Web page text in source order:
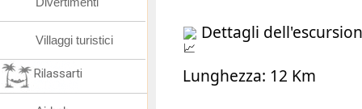
Dettagli
Lunghezza: 12 Km
Villaggi turistici
Rilassarti